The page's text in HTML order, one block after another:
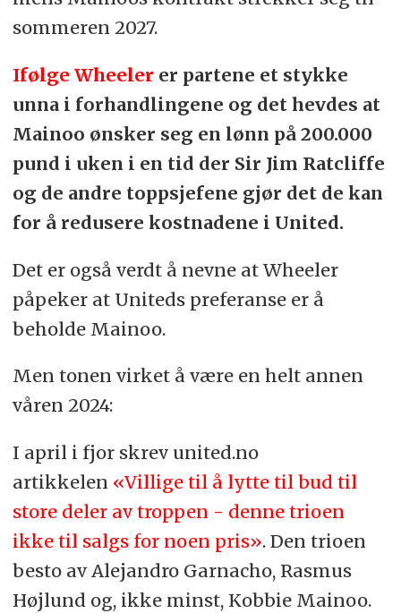
sommeren 2027.
Ifølge Wheeler er partene et stykke
unna i forhandlingene og det hevdes at
Mainoo ønsker seg en lønn på 200.000
pund i uken i en tid der Sir Jim Ratcliffe
og de andre toppsjefene gjør det de kan
for å redusere kostnadene i United.
Det er også verdt å nevne at Wheeler
påpeker at Uniteds preferanse er å
beholde Mainoo.
Men tonen virket å være en helt annen
våren 2024:
I april i fjor skrev united.no
artikkelen «Villige til å lytte til bud til
store deler av troppen - denne trioen
ikke til salgs for noen pris». Den trioen
besto av Alejandro Garnacho, Rasmus
Højlund og, ikke minst, Kobbie Mainoo.